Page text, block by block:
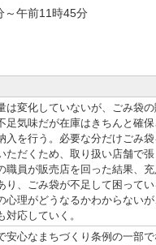
午前11時45分
変化していないが、ごみ袋
足気味だが在庫はきちんと確
入を行う。必要な分だけごみ
ただくため、取り扱い店舗で
職員が販売店を回った結果、
り、ごみ袋が不足して困って
心理がどうなるかわからない
応していく。
心なまちづくり条例の一部で